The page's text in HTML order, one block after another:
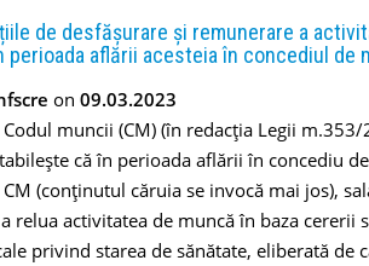
de desfășurare și remunerare a
perioada aflării acesteia în concediul de
on 09.03.2023
muncii (CM) (în redacţia Legii
că în peri­oada aflării în concediu
(conţinutul căruia se invocă mai jos),
relua activitatea de muncă în baza cererii
privind starea de sănătate, eliberată de